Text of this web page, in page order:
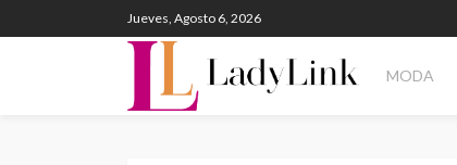
Jueves, Agosto 6, 2026
MODA